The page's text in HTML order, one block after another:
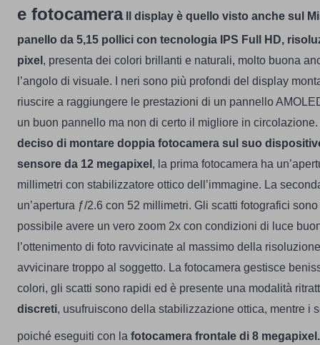
e fotocamera
Il display è quello visto anche sul
panello da 5,15 pollici con tecnologia IPS Full HD,
pixel , presenta dei colori brillanti e naturali, molto buona
l’angolo di visuale.
I neri sono più profondi del display
riuscire a raggiungere le prestazioni di un pannello
un buon pannello ma non di certo il migliore in circolazione.
deciso di montare doppia fotocamera sul suo
sensore da 12 megapixel , la prima fotocamera ha
millimetri con stabilizzatore ottico dell’immagine. La
un’apertura ƒ/2.6 con 52 millimetri. Gli scatti fotografici
possibile avere un vero zoom 2x con condizioni di luce
l’ottenimento di foto ravvicinate al massimo della
avvicinare troppo al soggetto. La fotocamera gestisce
colori, gli scatti sono rapidi ed è presente una modalità
discreti, usufruiscono della stabilizzazione ottica, mentre i
poiché eseguiti con la fotocamera frontale di 8 megapixel.